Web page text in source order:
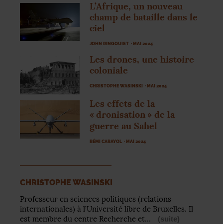
L’Afrique, un nouveau
champ de bataille dans le
ciel
JOHN RINGQUIST · MAI 2024
Les drones, une histoire
coloniale
CHRISTOPHE WASINSKI · MAI 2024
Les effets de la
« dronisation » de la
guerre au Sahel
RÉMI CARAYOL · MAI 2024
CHRISTOPHE WASINSKI
Professeur en sciences politiques (relations
internationales) à l’Université libre de Bruxelles. Il
est membre du centre Recherche et…
(suite)